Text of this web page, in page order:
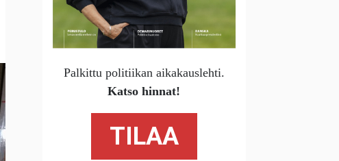
Palkittu politiikan aikakauslehti.
Katso hinnat!
TILAA